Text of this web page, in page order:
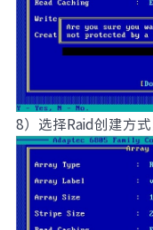
8）选择Raid创建方